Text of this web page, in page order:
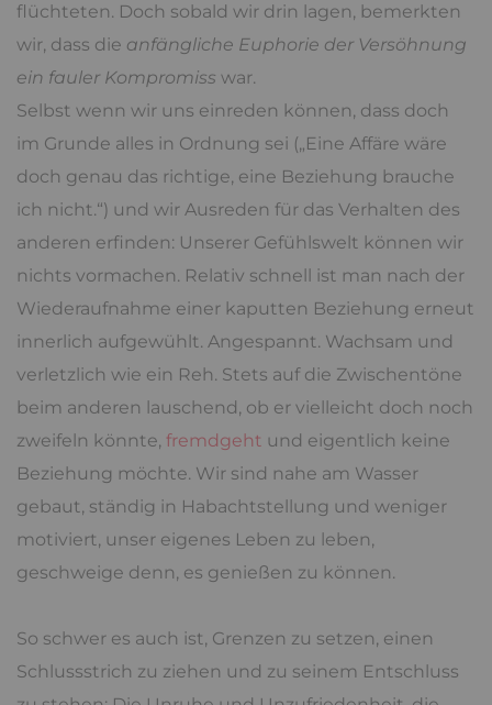
flüchteten. Doch sobald wir drin lagen, bemerkten
wir, dass die anfängliche Euphorie der Versöhnung
ein fauler Kompromiss war.
Selbst wenn wir uns einreden können, dass doch
im Grunde alles in Ordnung sei („Eine Affäre wäre
doch genau das richtige, eine Beziehung brauche
ich nicht.“) und wir Ausreden für das Verhalten des
anderen erfinden: Unserer Gefühlswelt können wir
nichts vormachen. Relativ schnell ist man nach der
Wiederaufnahme einer kaputten Beziehung erneut
innerlich aufgewühlt. Angespannt. Wachsam und
verletzlich wie ein Reh. Stets auf die Zwischentöne
beim anderen lauschend, ob er vielleicht doch noch
zweifeln könnte, fremdgeht und eigentlich keine
Beziehung möchte. Wir sind nahe am Wasser
gebaut, ständig in Habachtstellung und weniger
motiviert, unser eigenes Leben zu leben,
geschweige denn, es genießen zu können.
So schwer es auch ist, Grenzen zu setzen, einen
Schlussstrich zu ziehen und zu seinem Entschluss